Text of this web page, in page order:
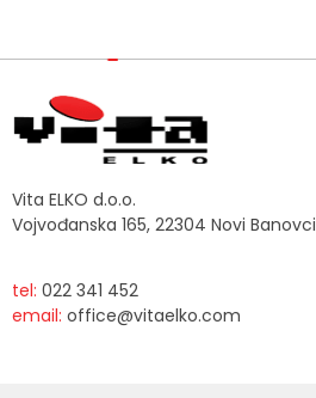
Vita ELKO d.o.o.
Vojvođanska 165, 22304 Novi Banovci
tel: 022 341 452
email: office@vitaelko.com